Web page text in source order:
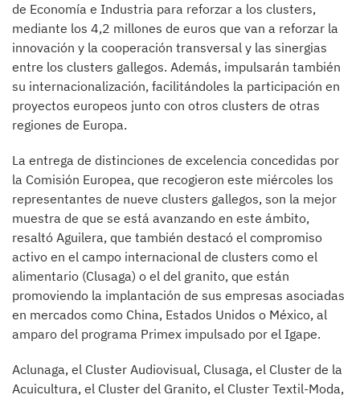
de Economía e Industria para reforzar a los clusters,
mediante los 4,2 millones de euros que van a reforzar la
innovación y la cooperación transversal y las sinergias
entre los clusters gallegos. Además, impulsarán también
su internacionalización, facilitándoles la participación en
proyectos europeos junto con otros clusters de otras
regiones de Europa.
La entrega de distinciones de excelencia concedidas por
la Comisión Europea, que recogieron este miércoles los
representantes de nueve clusters gallegos, son la mejor
muestra de que se está avanzando en este ámbito,
resaltó Aguilera, que también destacó el compromiso
activo en el campo internacional de clusters como el
alimentario (Clusaga) o el del granito, que están
promoviendo la implantación de sus empresas asociadas
en mercados como China, Estados Unidos o México, al
amparo del programa Primex impulsado por el Igape.
Aclunaga, el Cluster Audiovisual, Clusaga, el Cluster de la
Acuicultura, el Cluster del Granito, el Cluster Textil-Moda,